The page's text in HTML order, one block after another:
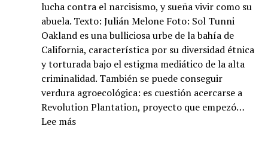
lucha contra el narcisismo, y sueña vivir como su
abuela. Texto: Julián Melone Foto: Sol Tunni
Oakland es una bulliciosa urbe de la bahía de
California, característica por su diversidad étnica
y torturada bajo el estigma mediático de la alta
criminalidad. También se puede conseguir
verdura agroecológica: es cuestión acercarse a
Revolution Plantation, proyecto que empezó…
Lee más: